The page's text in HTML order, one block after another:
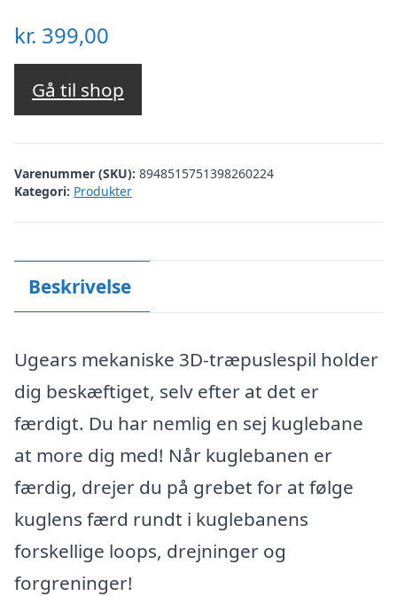
kr. 399,00
Gå til shop
Varenummer (SKU): 8948515751398260224
Kategori: Produkter
Beskrivelse
Ugears mekaniske 3D-træpuslespil holder
dig beskæftiget, selv efter at det er
færdigt. Du har nemlig en sej kuglebane
at more dig med! Når kuglebanen er
færdig, drejer du på grebet for at følge
kuglens færd rundt i kuglebanens
forskellige loops, drejninger og
forgreninger!